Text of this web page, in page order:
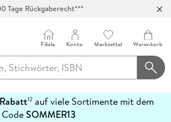
Tage Rückgaberecht***
Filiale Konto Merkzettel Warenkorb
12auf viele Sortimente mit dem
CodeSOMMER13